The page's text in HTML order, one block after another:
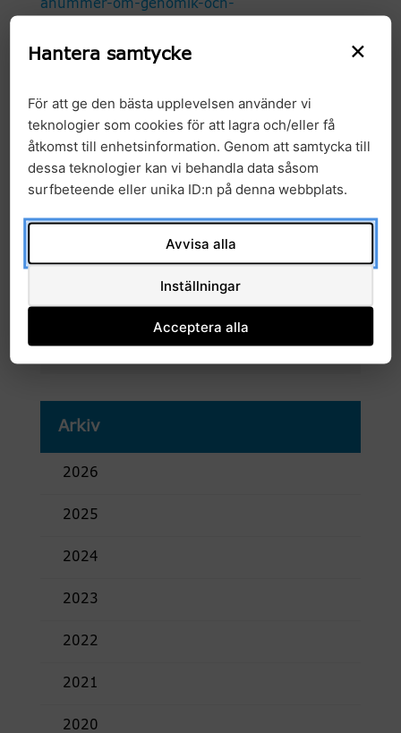
anummer-om-genomik-och-
Välkommen!
Kalendarium information
12.45 15 oktober, 2021
Arkiv
2026
2025
2024
2023
2022
2021
2020
×
Hantera samtycke
För att ge den bästa upplevelsen använder vi
teknologier som cookies för att lagra och/eller få
åtkomst till enhetsinformation. Genom att samtycka till
dessa teknologier kan vi behandla data såsom
surfbeteende eller unika ID:n på denna webbplats.
Avvisa alla
Inställningar
Acceptera alla